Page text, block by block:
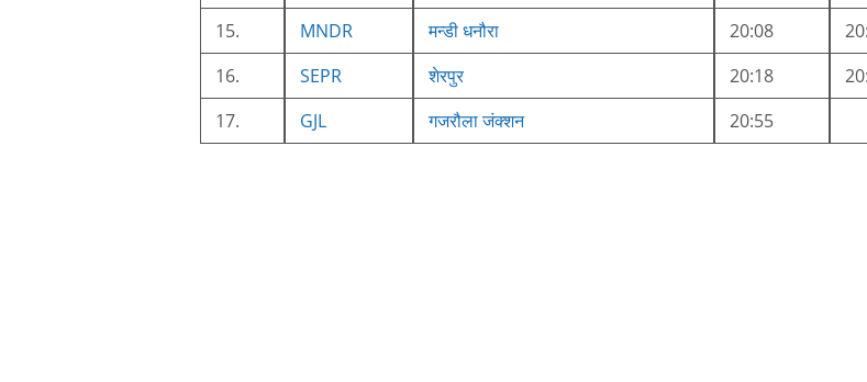
15.
MNDR मन्डी धनौरा 20:08
16.
SEPR शेरपुर 20:18
17.
GJL गजरौला जंक्शन 20:55